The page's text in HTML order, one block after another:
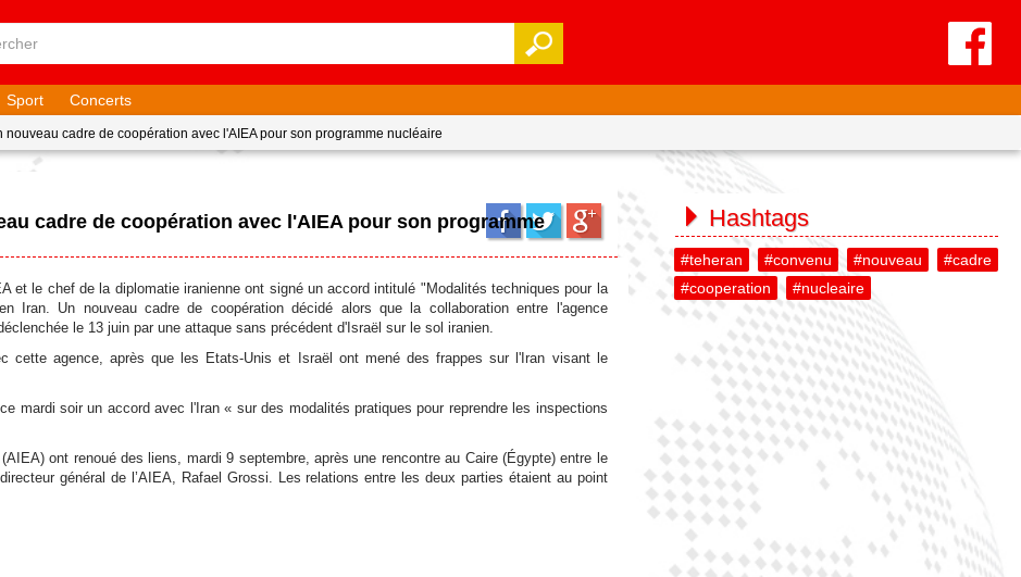
Sport Concerts
nouveau cadre de coopération avec l'AIEA pour son programme nucléaire
cadre de coopération avec l'AIEA pour son programme
et le chef de la diplomatie iranienne ont signé un accord intitulé "Modalités techniques pour la
Un nouveau cadre de coopération décidé alors que la collaboration entre l'agence
le 13 juin par une attaque sans précédent d'Israël sur le sol iranien.
cette agence, après que les Etats-Unis et Israël ont mené des frappes sur l'Iran visant le
mardi soir un accord avec l'Iran « sur des modalités pratiques pour reprendre les inspections
(AIEA) ont renoué des liens, mardi 9 septembre, après une rencontre au Caire (Égypte) entre le
général de l’AIEA, Rafael Grossi. Les relations entre les deux parties étaient au point
Hashtags
#teheran #convenu #nouveau
#cadre
#cooperation
#nucleaire